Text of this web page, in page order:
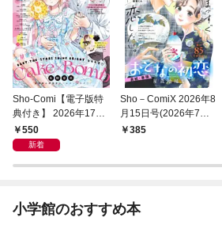
Sho-Comi【電子版特
典付き】 2026年17号
(2026年8月5日発売)
550
新着
Sho－ComiX 2026年8
月15日号(2026年7月1
5日発売)
385
小学館のおすすめ本